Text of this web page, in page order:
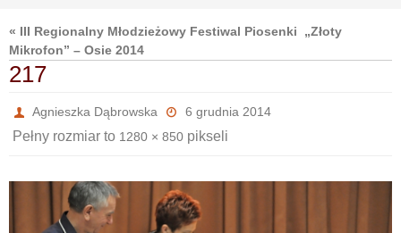
« III Regionalny Młodzieżowy Festiwal Piosenki „Złoty
Mikrofon” – Osie 2014
217
Agnieszka Dąbrowska 6 grudnia 2014
Pełny rozmiar to 1280 × 850 pikseli